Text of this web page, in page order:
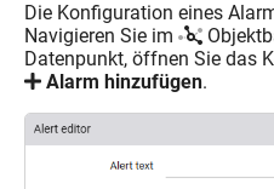
Die Konfiguration eines
Navigieren Sie im
Datenpunkt, öffnen Sie das
Alarm hinzufügen.